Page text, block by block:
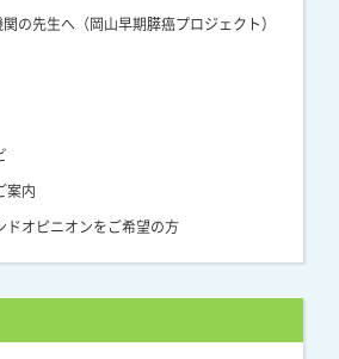
の先生へ（岡山早期膵癌プロジェクト）
案内
ドオピニオンをご希望の方